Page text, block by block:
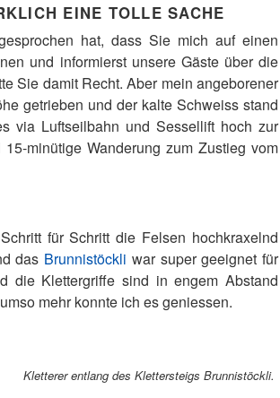
EINE TOLLE SACHE
hat, dass Sie mich auf einen
und informierst unsere Gäste über die
Sie damit Recht. Aber mein angeborener
getrieben und der kalte Schweiss stand
via Luftseilbahn und Sessellift hoch zur
minütige Wanderung zum Zustieg vom
für Schritt die Felsen hochkraxelnd
das Brunnistöckli war super geeignet für
die Klettergriffe sind in engem Abstand
mehr konnte ich es geniessen.
Kletterer entlang des Klettersteigs Brunnistöckli.